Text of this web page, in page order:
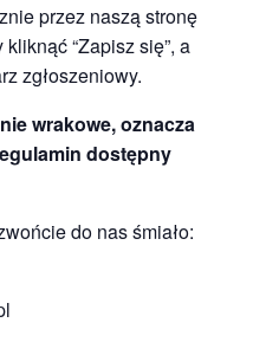
przez naszą stronę
“Zapisz się”, a
zgłoszeniowy.
wrakowe, oznacza
dostępny
do nas śmiało: